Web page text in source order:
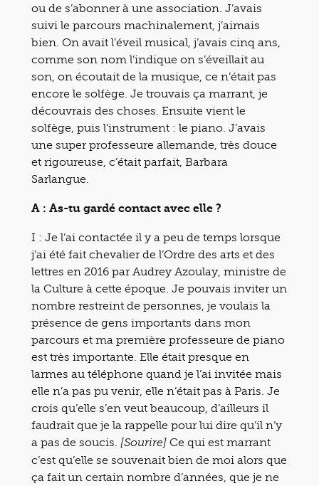
ou de s’abonner à une association. J’avais
suivi le parcours machinalement, j’aimais
bien. On avait l’éveil musical, j’avais cinq ans,
comme son nom l’indique on s’éveillait au
son, on écoutait de la musique, ce n’était pas
encore le solfège. Je trouvais ça marrant, je
découvrais des choses. Ensuite vient le
solfège, puis l’instrument : le piano. J’avais
une super professeure allemande, très douce
et rigoureuse, c’était parfait, Barbara
Sarlangue.
A : As-tu gardé contact avec elle ?
I : Je l’ai contactée il y a peu de temps lorsque
j’ai été fait chevalier de l’Ordre des arts et des
lettres en 2016 par Audrey Azoulay, ministre de
la Culture à cette époque. Je pouvais inviter un
nombre restreint de personnes, je voulais la
présence de gens importants dans mon
parcours et ma première professeure de piano
est très importante. Elle était presque en
larmes au téléphone quand je l’ai invitée mais
elle n’a pas pu venir, elle n’était pas à Paris. Je
crois qu’elle s’en veut beaucoup, d’ailleurs il
faudrait que je la rappelle pour lui dire qu’il n’y
a pas de soucis.
[Sourire] Ce qui est marrant
c’est qu’elle se souvenait bien de moi alors que
ça fait un certain nombre d’années, que je ne